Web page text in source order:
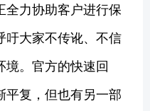
全力协助客户进行保
吁大家不传讹、不信
境。官方的快速回
平复，但也有另一部